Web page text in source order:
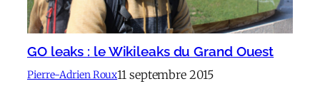
GO leaks : le Wikileaks du Grand Ouest
Pierre-Adrien Roux11 septembre 2015